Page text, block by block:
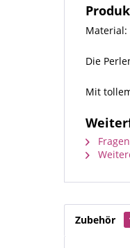
Material:
Die
Mit
Zubehör